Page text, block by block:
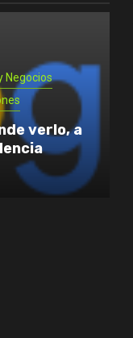
Negocios
verlo, a